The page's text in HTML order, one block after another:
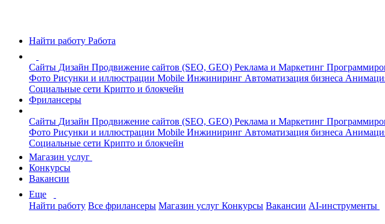
Найти работу Работа
Сайты Дизайн Продвижение сайтов (SEO, GEO) Реклама и Маркетинг
Фото Рисунки и иллюстрации Mobile Инжиниринг Автоматизация бизнеса
Социальные сети Крипто и блокчейн
Фрилансеры
Сайты Дизайн Продвижение сайтов (SEO, GEO) Реклама и Маркетинг
Фото Рисунки и иллюстрации Mobile Инжиниринг Автоматизация бизнеса
Социальные сети Крипто и блокчейн
Магазин услуг
Конкурсы
Вакансии
Еще
Найти работу Все фрилансеры Магазин услуг Конкурсы Вакансии AI-инструменты